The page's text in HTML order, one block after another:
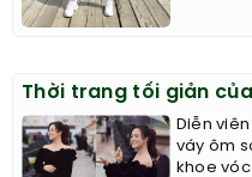
Thời trang tối giản
Diễn
váy ôm
khoe